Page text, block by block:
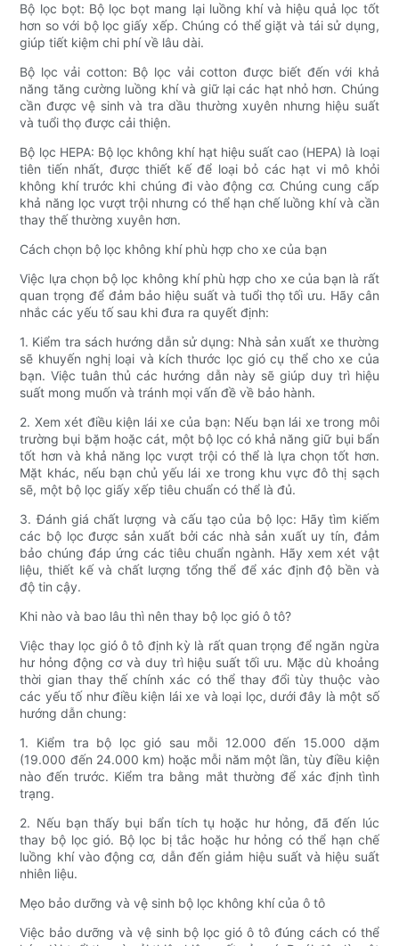
Bộ lọc bọt: Bộ lọc bọt mang lại luồng khí và hiệu quả lọc tốt
hơn so với bộ lọc giấy xếp. Chúng có thể giặt và tái sử dụng,
giúp tiết kiệm chi phí về lâu dài.
Bộ lọc vải cotton: Bộ lọc vải cotton được biết đến với khả
năng tăng cường luồng khí và giữ lại các hạt nhỏ hơn. Chúng
cần được vệ sinh và tra dầu thường xuyên nhưng hiệu suất
và tuổi thọ được cải thiện.
Bộ lọc HEPA: Bộ lọc không khí hạt hiệu suất cao (HEPA) là loại
tiên tiến nhất, được thiết kế để loại bỏ các hạt vi mô khỏi
không khí trước khi chúng đi vào động cơ. Chúng cung cấp
khả năng lọc vượt trội nhưng có thể hạn chế luồng khí và cần
thay thế thường xuyên hơn.
Cách chọn bộ lọc không khí phù hợp cho xe của bạn
Việc lựa chọn bộ lọc không khí phù hợp cho xe của bạn là rất
quan trọng để đảm bảo hiệu suất và tuổi thọ tối ưu. Hãy cân
nhắc các yếu tố sau khi đưa ra quyết định:
1. Kiểm tra sách hướng dẫn sử dụng: Nhà sản xuất xe thường
sẽ khuyến nghị loại và kích thước lọc gió cụ thể cho xe của
bạn. Việc tuân thủ các hướng dẫn này sẽ giúp duy trì hiệu
suất mong muốn và tránh mọi vấn đề về bảo hành.
2. Xem xét điều kiện lái xe của bạn: Nếu bạn lái xe trong môi
trường bụi bặm hoặc cát, một bộ lọc có khả năng giữ bụi bẩn
tốt hơn và khả năng lọc vượt trội có thể là lựa chọn tốt hơn.
Mặt khác, nếu bạn chủ yếu lái xe trong khu vực đô thị sạch
sẽ, một bộ lọc giấy xếp tiêu chuẩn có thể là đủ.
3. Đánh giá chất lượng và cấu tạo của bộ lọc: Hãy tìm kiếm
các bộ lọc được sản xuất bởi các nhà sản xuất uy tín, đảm
bảo chúng đáp ứng các tiêu chuẩn ngành. Hãy xem xét vật
liệu, thiết kế và chất lượng tổng thể để xác định độ bền và
độ tin cậy.
Khi nào và bao lâu thì nên thay bộ lọc gió ô tô?
Việc thay lọc gió ô tô định kỳ là rất quan trọng để ngăn ngừa
hư hỏng động cơ và duy trì hiệu suất tối ưu. Mặc dù khoảng
thời gian thay thế chính xác có thể thay đổi tùy thuộc vào
các yếu tố như điều kiện lái xe và loại lọc, dưới đây là một số
hướng dẫn chung:
1. Kiểm tra bộ lọc gió sau mỗi 12.000 đến 15.000 dặm
(19.000 đến 24.000 km) hoặc mỗi năm một lần, tùy điều kiện
nào đến trước. Kiểm tra bằng mắt thường để xác định tình
trạng.
2. Nếu bạn thấy bụi bẩn tích tụ hoặc hư hỏng, đã đến lúc
thay bộ lọc gió. Bộ lọc bị tắc hoặc hư hỏng có thể hạn chế
luồng khí vào động cơ, dẫn đến giảm hiệu suất và hiệu suất
nhiên liệu.
Mẹo bảo dưỡng và vệ sinh bộ lọc không khí của ô tô
Việc bảo dưỡng và vệ sinh bộ lọc gió ô tô đúng cách có thể